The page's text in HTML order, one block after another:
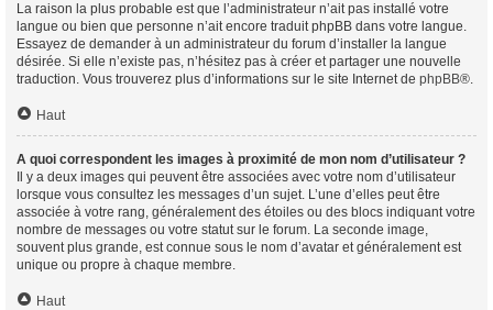
La raison la plus probable est que l’administrateur n’ait pas installé votre
langue ou bien que personne n’ait encore traduit phpBB dans votre langue.
Essayez de demander à un administrateur du forum d’installer la langue
désirée. Si elle n’existe pas, n’hésitez pas à créer et partager une nouvelle
traduction. Vous trouverez plus d’informations sur le site Internet de phpBB®.
Haut
A quoi correspondent les images à proximité de mon nom d’utilisateur ?
Il y a deux images qui peuvent être associées avec votre nom d’utilisateur
lorsque vous consultez les messages d’un sujet. L’une d’elles peut être
associée à votre rang, généralement des étoiles ou des blocs indiquant votre
nombre de messages ou votre statut sur le forum. La seconde image,
souvent plus grande, est connue sous le nom d’avatar et généralement est
unique ou propre à chaque membre.
Haut